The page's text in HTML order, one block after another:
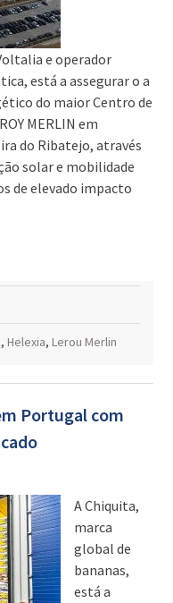
e operador
está a assegurar o a
do maior Centro de
MERLIN em
do Ribatejo, através
solar e mobilidade
de elevado impacto
, Helexia, Lerou Merlin
Portugal com
A Chiquita,
marca
global de
bananas,
está a